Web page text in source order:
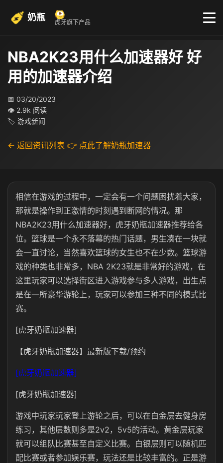
奶瓶 虎牙旗下产品
NBA2K23用什么加速器好 好
用的加速器介绍
📅 03/20/2023
👁 2.9k 阅读
🏷 游戏新闻
← 返回资讯列表 👉 点此了解奶瓶加速器
相信在游戏的过程中，一定会有一个问题困扰着大家，
那就是操作到正激情的时刻遇到断网的情况。那
NBA2K23用什么加速器好，虎牙奶瓶加速器推荐给各
位。篮球是一个永不落幕的热门话题，男生凑在一块就
会一直讨论，当然喜欢篮球的女生也不在少数。篮球游
戏的种类也非常多，NBA 2K23就是非常好的游戏，在
这里玩家可以选择街区进入游戏参与多人游戏，出生点
是在一所豪华游轮上，玩家可以参加三种不同的模式比
赛。
[虎牙奶瓶加速器]
【虎牙奶瓶加速器】最新版下载/预约
[虎牙奶瓶加速器]
[虎牙奶瓶加速器]
游戏中玩家玩家登上游轮之后，可以在白金层去健身房
练习，其他层数则多是2v2，5v5的活动。黄金层玩家
就可以组队比赛甚至自定义比赛。白银层则可以随机匹
配比赛或者参加娱乐赛，玩法还是比较丰富的。正是游